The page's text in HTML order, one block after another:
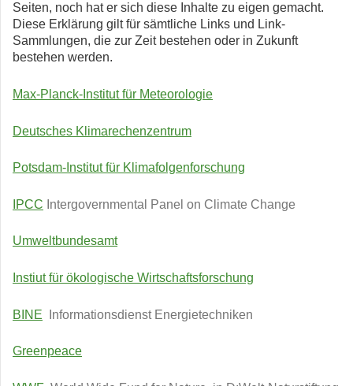
Seiten, noch hat er sich diese Inhalte zu eigen gemacht.
Diese Erklärung gilt für sämtliche Links und Link-
Sammlungen, die zur Zeit bestehen oder in Zukunft
bestehen werden.
Max-Planck-Institut für Meteorologie
Deutsches Klimarechenzentrum
Potsdam-Institut für Klimafolgenforschung
IPCC Intergovernmental Panel on Climate Change
Umweltbundesamt
Instiut für ökologische Wirtschaftsforschung
BINE Informationsdienst Energietechniken
Greenpeace